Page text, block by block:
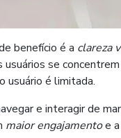
benefício é a clareza
se
usuário é limitada.
e interagir de
maior engajamentoe a